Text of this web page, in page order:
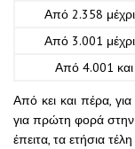
Από 2.358
Από 3.001
Από 4.001
Από κει και πέρα,
για πρώτη φορά
έπειτα, τα ετήσια